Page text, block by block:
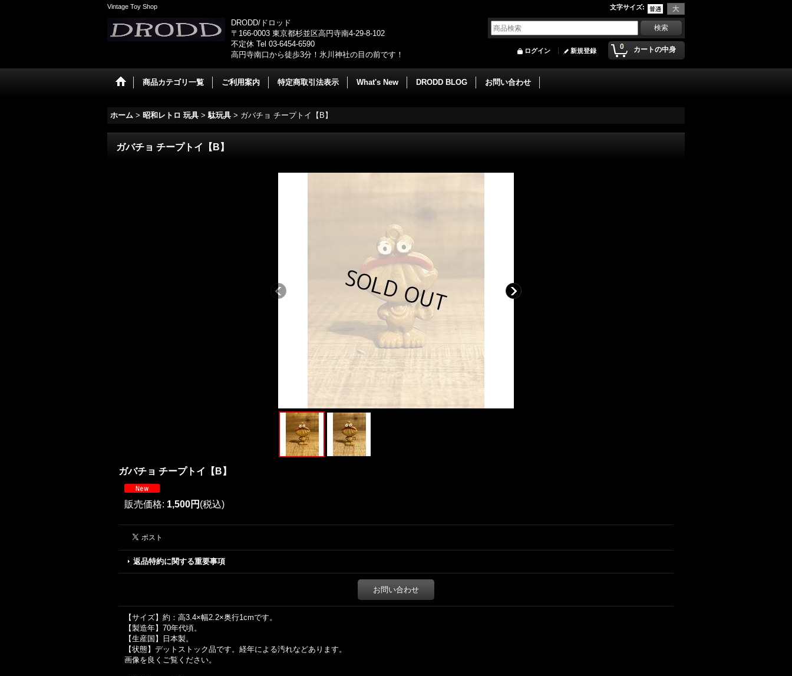
Vintage Toy Shop 文字サイズ:
DRODD/ドロッド
〒166-0003 東京都杉並区高円寺南4-29-8-102
不定休 Tel 03-6454-6590
高円寺南口から徒歩3分！氷川神社の目の前です！
0 カートの中身
ログイン 新規登録
商品カテゴリ一覧 ご利用案内 特定商取引法表示 What's New DRODD BLOG お問い合わせ
ホーム > 昭和レトロ 玩具 > 駄玩具 > ガバチョ チープトイ【B】
ガバチョ チープトイ【B】
ガバチョ チープトイ【B】
販売価格: 1,500円 (税込)
返品特約に関する重要事項
お問い合わせ
【サイズ】約：高3.4×幅2.2×奥行1cmです。
【製造年】70年代頃。
【生産国】日本製。
【状態】デットストック品です。経年による汚れなどあります。
画像を良くご覧ください。